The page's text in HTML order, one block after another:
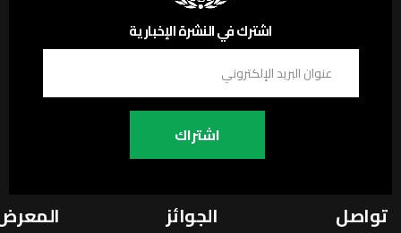
اشترك في النشرة الإخبارية
اشتراك
تواصل الجوائز